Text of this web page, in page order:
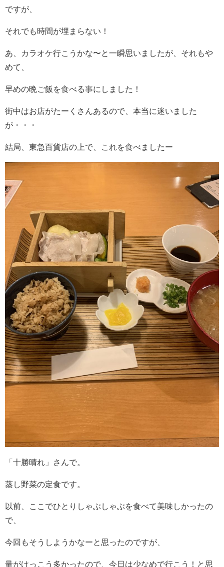
ですが、
それでも時間が埋まらない！
あ、カラオケ行こうかな〜と一瞬思いましたが、それもや
めて、
早めの晩ご飯を食べる事にしました！
街中はお店がたーくさんあるので、本当に迷いました
が・・・
結局、東急百貨店の上で、これを食べましたー
「十勝晴れ」さんで。
蒸し野菜の定食です。
以前、ここでひとりしゃぶしゃぶを食べて美味しかったの
で、
今回もそうしようかなーと思ったのですが、
量がけっこう多かったので、今日は少なめで行こう！と思